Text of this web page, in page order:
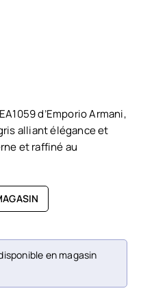
d’Emporio Armani,
alliant élégance et
et raffiné au
en magasin